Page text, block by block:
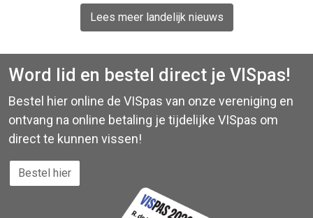
aangesloten hengelsportverenigingen
daarmee beter van dienst zijn.
Lees meer landelijk nieuws
Word lid en bestel direct je VISpas!
Bestel hier online de VISpas van onze vereniging en
ontvang na online betaling je tijdelijke VISpas om
direct te kunnen vissen!
Bestel hier